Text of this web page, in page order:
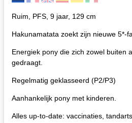
Ruim, PFS, 9 jaar, 129 cm
Hakunamatata zoekt zijn nieuwe 5*-
Energiek pony die zich zowel buiten
gedraagt.
Regelmatig geklasseerd (P2/P3)
Aanhankelijk pony met kinderen.
Alles up-to-date: vaccinaties,